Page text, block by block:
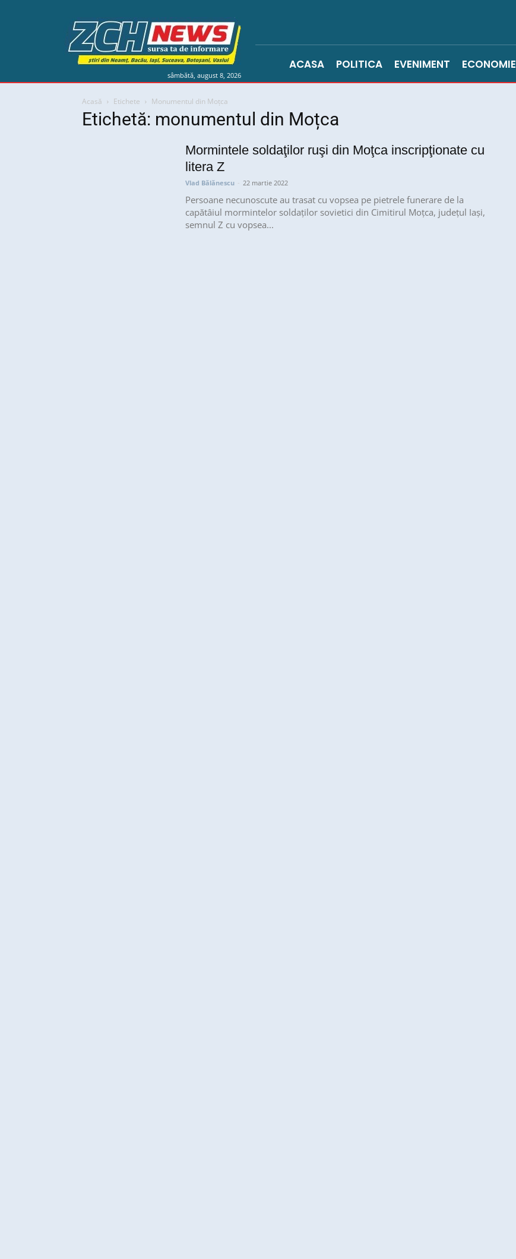
sâmbătă, august 8, 2026
ACASA POLITICA EVENIMENT ECONOMIE
Acasă Etichete Monumentul din Moțca
Etichetă: monumentul din Moțca
Mormintele soldaţilor ruşi din Moţca inscripţionate cu
litera Z
Vlad Bălănescu - 22 martie 2022
Persoane necunoscute au trasat cu vopsea pe pietrele funerare de la
capătâiul mormintelor soldaţilor sovietici din Cimitirul Moţca, judeţul Iaşi,
semnul Z cu vopsea...